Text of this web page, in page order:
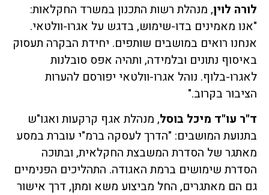
לורה לוין, מנהלת רשות התכנון במשרד החקלאות:
"אנו מאמינים בדו-שימוש, בדגש על אגרו-וולטאי.
אנחנו רואים במושבים שותפים. יחידת הבקרה תעסוק
באיסוף נתונים ובלמידה, ותהיה אפס סובלנות
לאגרו-בלוף. נוהל אגרו-וולטאי יפורסם להערות
הציבור בקרוב."
ד"ר עו"ד מיכל בוסל, מנהלת אגף קרקעות ואגו"ש
בתנועת המושבים: "הדרך לעסקה ברמ"י עוברת במסע
מאתגר של הסדרת המשבצת החקלאית, ובתוכה
הסדרת שימושים ברמת האגודה. התהליכים הפנימיים
גם הם מאתגרים, החל מביצוע משא ומתן, דרך אישור